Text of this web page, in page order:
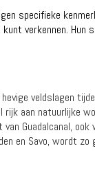
specifieke
verkennen. Hun
veldslagen
aan natuurlijke
Guadalcanal, ook
en Savo, wordt zo